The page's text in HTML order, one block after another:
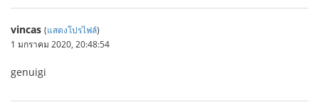
vincas (แสดงโปรไฟล์)
1 มกราคม 2020, 20:48:54
genuigi